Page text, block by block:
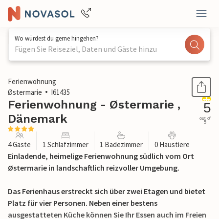
Wo würdest du gerne hingehen?
Fügen Sie Reiseziel, Daten und Gäste hinzu
1 / 25
Ferienwohnung
Østermarie
I61435
Ferienwohnung - Østermarie ,
Dänemark
5
out of
5
4 Gäste 1 Schlafzimmer 1 Badezimmer 0 Haustiere
Einladende, heimelige Ferienwohnung südlich vom Ort
Østermarie in landschaftlich reizvoller Umgebung.
Das Ferienhaus erstreckt sich über zwei Etagen und bietet
Platz für vier Personen. Neben einer bestens
ausgestatteten Küche können Sie Ihr Essen auch im Freien